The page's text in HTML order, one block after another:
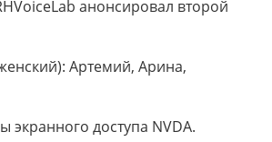
анонсировал второй
Артемий, Арина,
доступа NVDA.